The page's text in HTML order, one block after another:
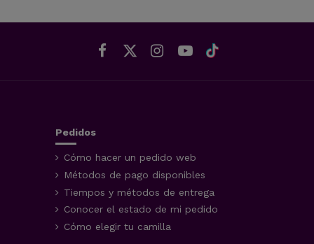
Pedidos
Cómo hacer un pedido web
Métodos de pago disponibles
Tiempos y métodos de entrega
Conocer el estado de mi pedido
Cómo elegir tu camilla